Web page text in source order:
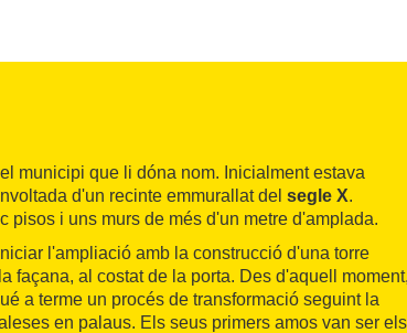
municipi que li dóna nom. Inicialment estava
d'un recinte emmurallat del segle X.
pisos i uns murs de més d'un metre d'amplada.
l'ampliació amb la construcció d'una torre
façana, al costat de la porta. Des d'aquell moment,
a terme un procés de transformació seguint la
en palaus. Els seus primers amos van ser els